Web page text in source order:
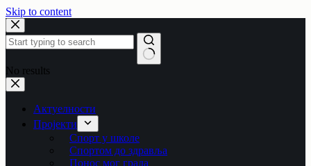
Skip to content
No results
Актуелности
Пројекти
Спорт у школе
Спортом до здравља
Понос мог града